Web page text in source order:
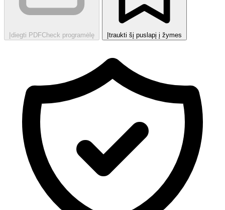
Įdiegti PDFCheck programėlę Įtraukti šį puslapį į žymes